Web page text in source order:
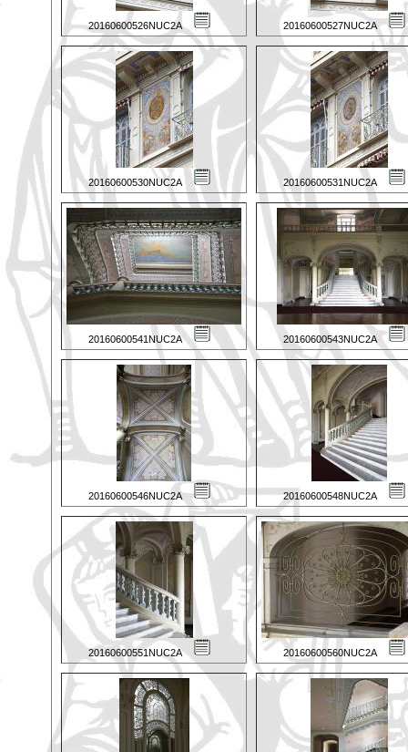
20160600526NUC2A 20160600527NUC2A
20160600530NUC2A 20160600531NUC2A
20160600541NUC2A 20160600543NUC2A
20160600546NUC2A 20160600548NUC2A
20160600551NUC2A 20160600560NUC2A